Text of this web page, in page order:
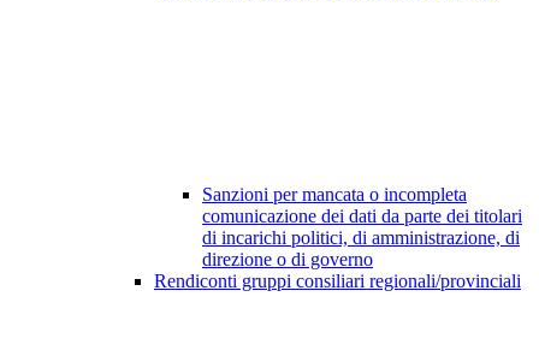
Sanzioni per mancata o incompleta
comunicazione dei dati da parte dei titolari
di incarichi politici, di amministrazione, di
direzione o di governo
Rendiconti gruppi consiliari regionali/provinciali